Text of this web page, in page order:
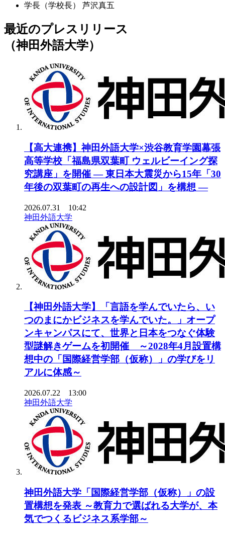
学長（学校長）
芦沢真五
最近のプレスリリース
（神田外語大学）
【高大連携】神田外語大学×渋谷教育学園幕張
高等学校「福島県双葉町 ウェルビーイング探
究講座」を開催 ― 東日本大震災から15年「30
年後の双葉町の再生への設計図」を構想 ―
2026.07.31 10:42
神田外語大学
【神田外語大学】「言語を学んでいたら、い
つのまにかビジネスを学んでいた。」オープ
ンキャンパスにて、世界と日本をつなぐ体験
型謎解きゲームを初開催 ～2028年4月設置構
想中の「国際経営学部（仮称）」の学びをリ
アルに体感～
2026.07.22 13:00
神田外語大学
神田外語大学「国際経営学部（仮称）」の設
置構想を発表 ～教育力で選ばれる大学が、本
気でつくるビジネス系学部～